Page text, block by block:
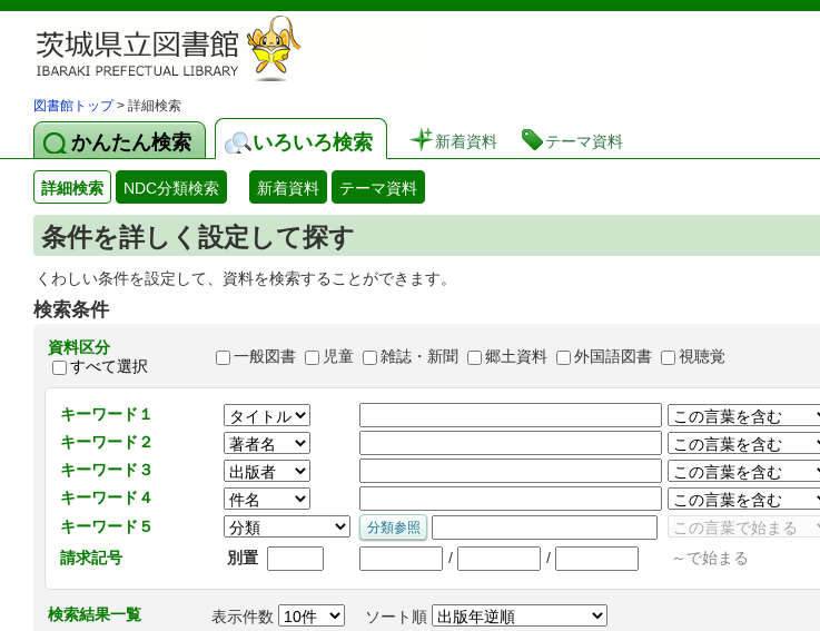
茨城県立図書館 蔵書検索・予約システム
図書館トップ> 詳細検索
かんたん検索 いろいろ検索 新着資料 テーマ資料
詳細検索 NDC分類検索 新着資料 テーマ資料
条件を詳しく設定して探す
くわしい条件を設定して、資料を検索することができます。
検索条件
資料区分
すべて選択
一般図書 児童 雑誌・新聞 郷土資料 外国語図書 視聴覚
キーワード１
キーワード２
キーワード３
キーワード４
キーワード５
請求記号
別置 / / ～で始まる
検索結果一覧 表示件数 ソート順